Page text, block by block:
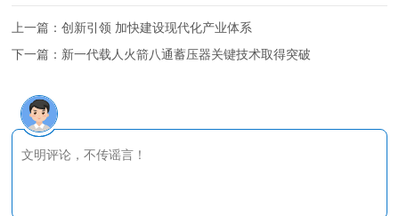
上一篇：创新引领 加快建设现代化产业体系
下一篇： 新一代载人火箭八通蓄压器关键技术取得突破